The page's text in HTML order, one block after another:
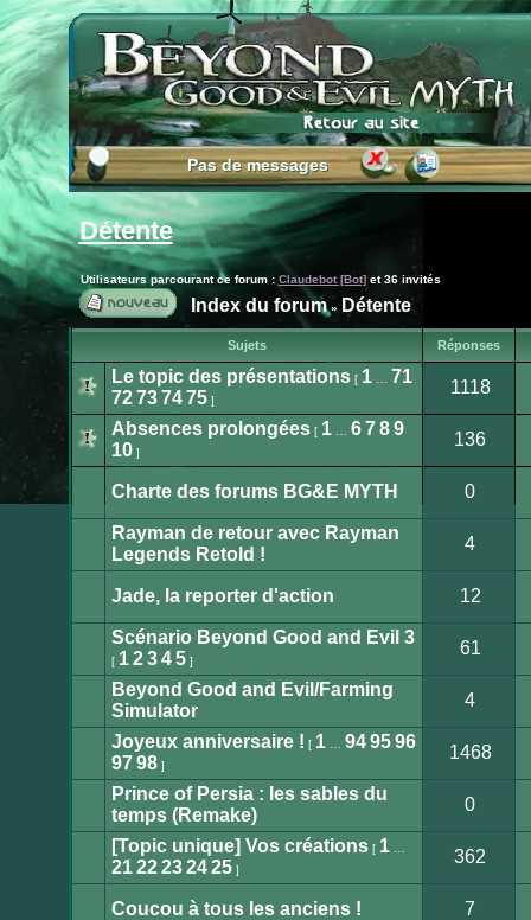
Pas de messages
Pas de messages
Détente
Utilisateurs parcourant ce forum : Claudebot [Bot]et 36 invités
Publier
nouveau
sujet
Index du forum» Détente
Sujets Réponses
Aucun
message
non
Le topic des présentations[ 1… 71
72 73 74 75]
1118
Aucun
message
non
Absences prolongées[ 1… 6 7 8 9
10]
136
Ce
sujet
verrouillé.
Vous
ne
pouvez
pas
ou
modifier
messages.
Charte des forums BG&E MYTH 0
Aucun
message
non
Rayman de retour avec Rayman
Legends Retold !
4
message
non
Jade, la reporter d'action 12
Aucun
message
non
Scénario Beyond Good and Evil 3
[ 1 2 3 4 5]
61
Aucun
message
non
Beyond Good and Evil/Farming
Simulator
4
Aucun
message
non
Joyeux anniversaire ! [ 1… 94 95 96
97 98]
1468
Aucun
message
Prince of Persia : les sables du
temps (Remake)
0
Aucun
message
non
[Topic unique] Vos créations[ 1…
21 22 23 24 25]
362
Coucou à tous les anciens ! 7